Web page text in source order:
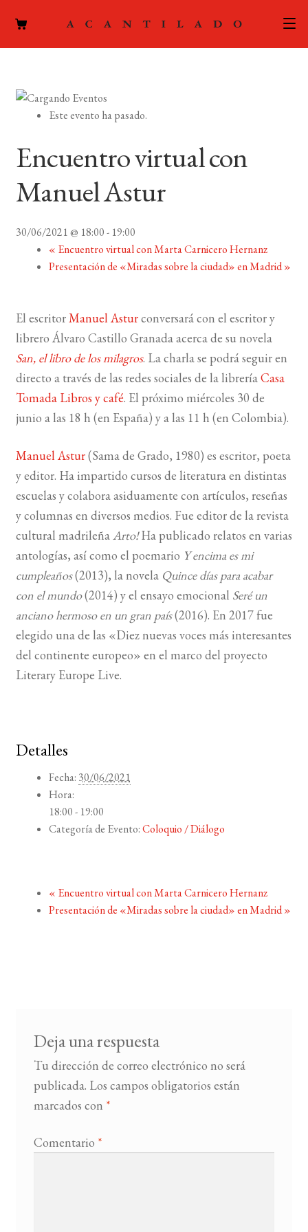
PODCAST
LA EDITORIAL
hijo
FOREIGN RIGHTS
CONTACTO
BUSCAR
LISTA DE LIBROS
Este evento ha pasado.
Encuentro virtual con
Manuel Astur
30/06/2021 @ 18:00- 19:00
« Encuentro virtual con Marta Carnicero Hernanz
Presentación de «Miradas sobre la ciudad» en Madrid»
El escritorManuel Asturconversará con el escritor y
librero Álvaro Castillo Granada acerca de su novela
San, el libro de los milagros. La charla se podrá seguir en
directo a través de las redes sociales de la libreríaCasa
Tomada Libros y café. El próximo miércoles 30 de
junio a las 18 h (en España) y a las 11 h (en Colombia).
Manuel Astur(Sama de Grado, 1980) es escritor, poeta
y editor. Ha impartido cursos de literatura en distintas
escuelas y colabora asiduamente con artículos, reseñas
y columnas en diversos medios. Fue editor de la revista
cultural madrileñaArto!Ha publicado relatos en varias
antologías, así como el poemario Y encima es mi
cumpleaños(2013), la novela Quince días para acabar
con el mundo(2014) y el ensayo emocional Seré un
anciano hermoso en un gran país(2016). En 2017 fue
elegido una de las «Diez nuevas voces más interesantes
del continente europeo» en el marco del proyecto
Literary Europe Live.
Detalles
Fecha: 30/06/2021
Hora:
18:00 - 19:00
Categoría de Evento:Coloquio / Diálogo
« Encuentro virtual con Marta Carnicero Hernanz
Presentación de «Miradas sobre la ciudad» en Madrid»
Deja una respuesta
Tu dirección de correo electrónico no será
publicada. Los campos obligatorios están
marcados con *
Comentario *